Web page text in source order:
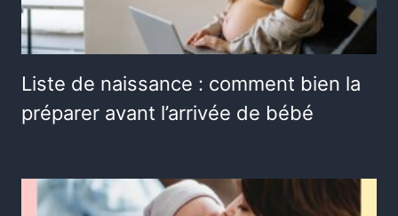
Liste de naissance : comment bien la
préparer avant l’arrivée de bébé